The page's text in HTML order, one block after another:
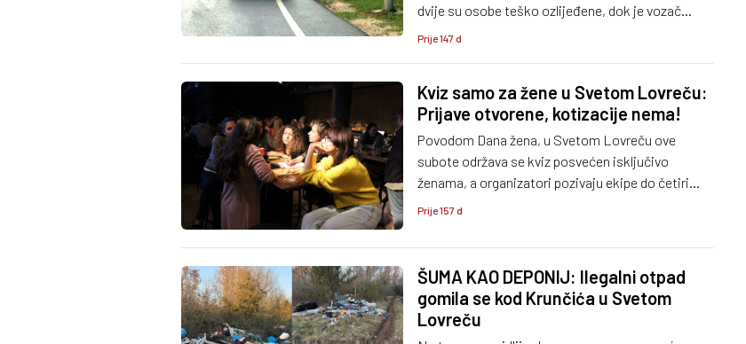
dvije su osobe teško ozlijeđene, dok je vozač
prošao s lakšim ozljedama. Policija je vozača
Prije 147 d
Kviz samo za žene u Svetom Lovreču:
Prijave otvorene, kotizacije nema!
Povodom Dana žena, u Svetom Lovreču ove
subote održava se kviz posvećen isključivo
ženama, a organizatori pozivaju ekipe do četiri
članice da se prijave i okušaju u znanju bez
Prije 157 d
ŠUMA KAO DEPONIJ: Ilegalni otpad
gomila se kod Krunčića u Svetom
Lovreču